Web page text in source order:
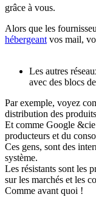
grâce à vous.
Alors que les
hébergeant vos mail,
Les autres
avec des blocs
Par exemple, voyez
distribution des
Et comme Google &cie
producteurs et du
Ces gens, sont des
système.
Les résistants sont les
sur les marchés et les
Comme avant quoi !